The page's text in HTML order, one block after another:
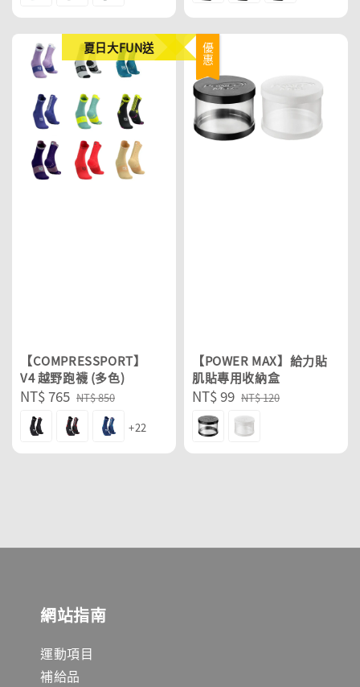
夏日大FUN送
【COMPRESSPORT】
V4 越野跑襪 (多色)
Sale
price
NT$ 765 Regular
price
NT$ 850
+22
優惠
【POWER MAX】給力貼
肌貼專用收納盒
Sale
price
NT$ 99 Regular
price
NT$ 120
網站指南
運動項目
補給品